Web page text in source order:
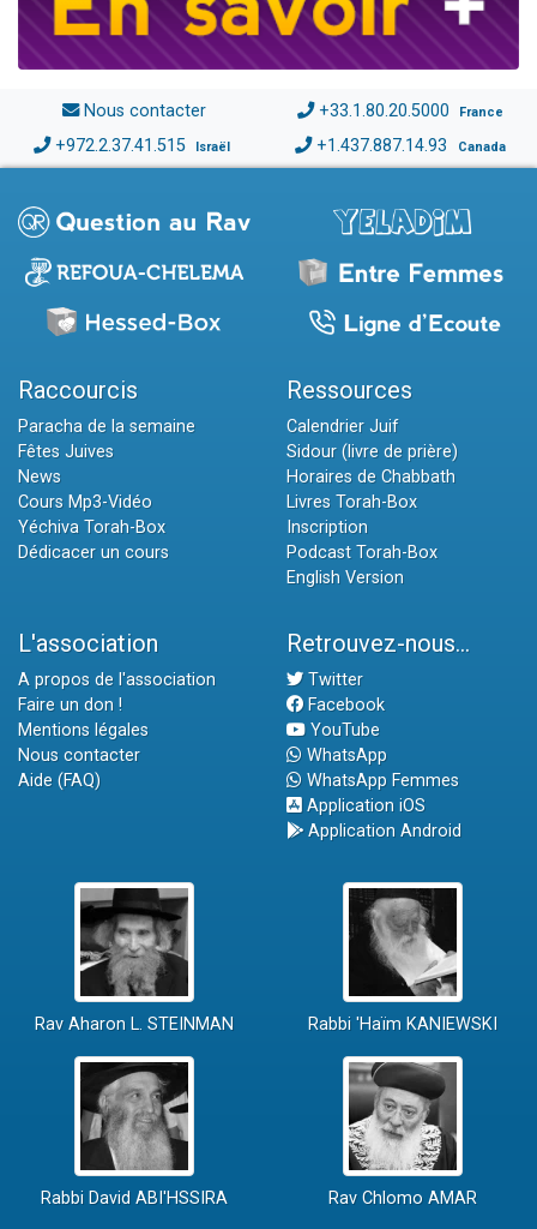
Nous contacter +33.1.80.20.5000 France
+972.2.37.41.515 Israël +1.437.887.14.93 Canada
Raccourcis
Paracha de la semaine
Fêtes Juives
News
Cours Mp3-Vidéo
Yéchiva Torah-Box
Dédicacer un cours
Ressources
Calendrier Juif
Sidour (livre de prière)
Horaires de Chabbath
Livres Torah-Box
Inscription
Podcast Torah-Box
English Version
L'association
A propos de l'association
Faire un don !
Mentions légales
Nous contacter
Aide (FAQ)
Retrouvez-nous...
Twitter
Facebook
YouTube
WhatsApp
WhatsApp Femmes
Application iOS
Application Android
Rav Aharon L. STEINMAN Rabbi 'Haïm KANIEWSKI
Rabbi David ABI'HSSIRA Rav Chlomo AMAR